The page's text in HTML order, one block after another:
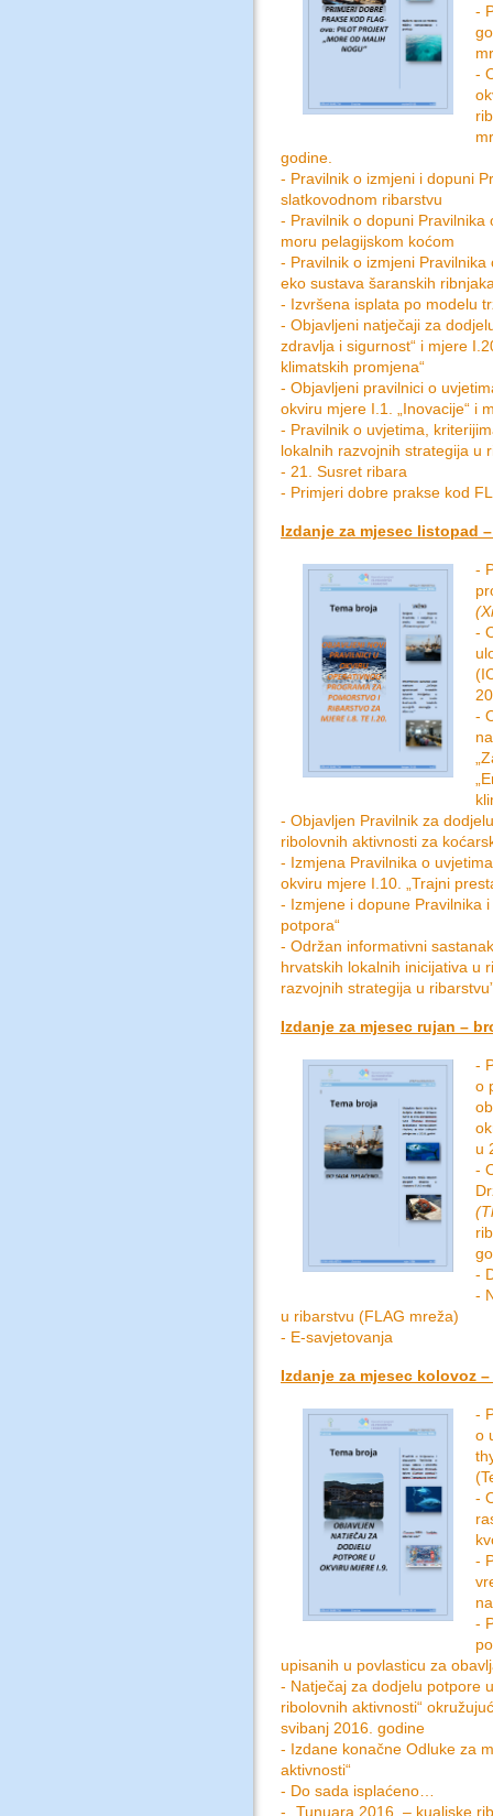
-
-
godine.
- Pravilnik o izmjeni i dopuni
slatkovodnom ribarstvu
- Pravilnik o dopuni
moru pelagijskom koćom
- Pravilnik o izmjeni
eko sustava šaranskih
- Izvršena isplata po modelu
- Objavljeni natječaji za
zdravlja i sigurnost“ i mjere
klimatskih promjena“
- Objavljeni pravilnici o
okviru mjere I.1. „Inovacije“ i
- Pravilnik o uvjetima,
lokalnih razvojnih strategija u
- 21. Susret ribara
- Primjeri dobre prakse kod
Izdanje za mjesec listopad
-
-
-
- Objavljen Pravilnik za
ribolovnih aktivnosti za
- Izmjena Pravilnika o
okviru mjere I.10. „Trajni
- Izmjene i dopune Pravilnika
potpora“
- Održan informativni
hrvatskih lokalnih inicijativa u
razvojnih strategija u
Izdanje za mjesec rujan –
-
o
u
-
-
-
u ribarstvu (FLAG mreža)
- E-savjetovanja
Izdanje za mjesec kolovoz
-
o
-
-
-
upisanih u povlasticu za
- Natječaj za dodjelu potpore
ribolovnih aktivnosti“
svibanj 2016. godine
- Izdane konačne Odluke za
aktivnosti“
- Do sada isplaćeno…
- „Tunuara 2016. – kualjske